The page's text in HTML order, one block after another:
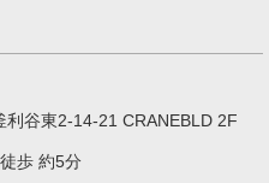
利谷東2-14-21 CRANEBLD 2F
歩 約5分